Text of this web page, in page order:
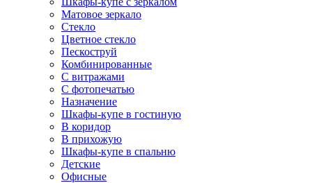
Матовое зеркало
Стекло
Цветное стекло
Пескоструй
Комбинированные
С витражами
С фотопечатью
Назначение
Шкафы-купе в гостиную
В коридор
В прихожую
Шкафы-купе в спальню
Детские
Офисные